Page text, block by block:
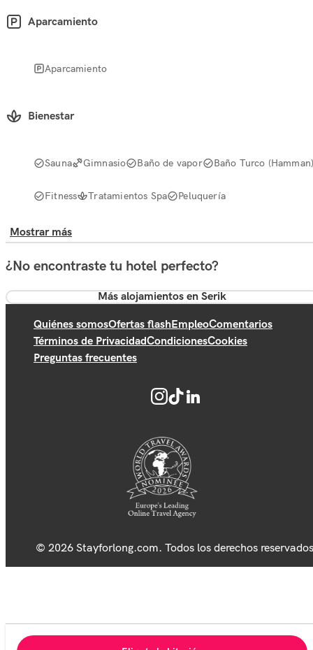
Aparcamiento
Aparcamiento
Bienestar
Sauna Gimnasio Baño de vapor Baño Turco
Fitness Tratamientos Spa Peluquería
Mostrar más
¿No encontraste tu hotel perfecto?
Más alojamientos en Serik
Quiénes somosOfertas flashEmpleoComentarios
Términos de PrivacidadCondicionesCookies
Preguntas frecuentes
© 2026 Stayforlong.com. Todos los derechos